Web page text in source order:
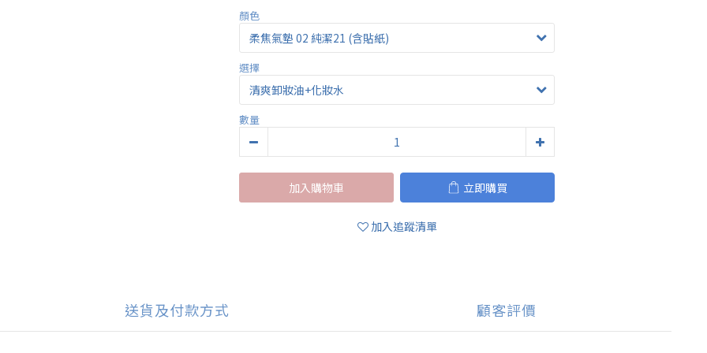
顏色
選擇
數量
加入購物車 立即購買
加入追蹤清單
送貨及付款方式 顧客評價